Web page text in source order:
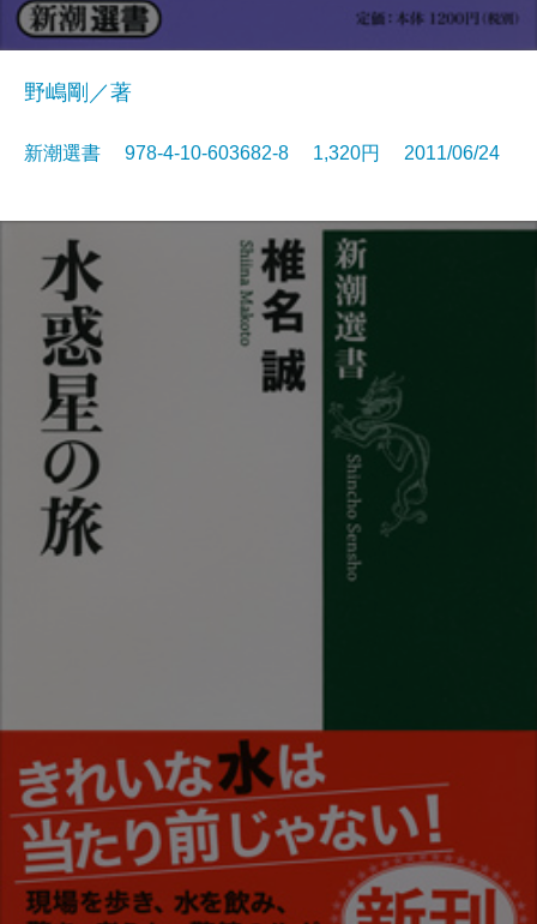
野嶋剛／著
新潮選書 978-4-10-603682-8 1,320円 2011/06/24